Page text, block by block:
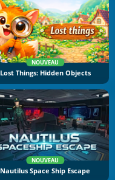
NOUVEAU
Lost Things: Hidden Objects
NOUVEAU
Nautilus Space Ship Escape